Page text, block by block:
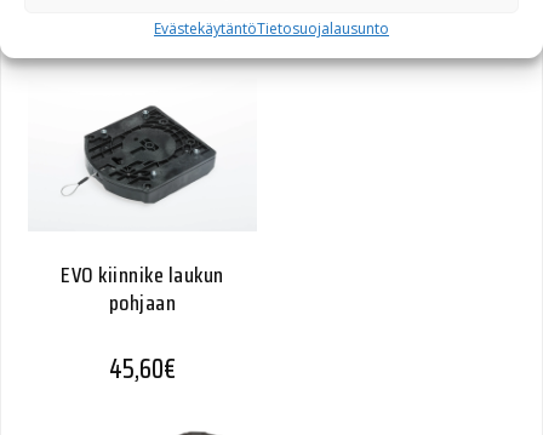
EvästekäytäntöTietosuojalausunto
58,00€
EVO kiinnike laukun
pohjaan
45,60€